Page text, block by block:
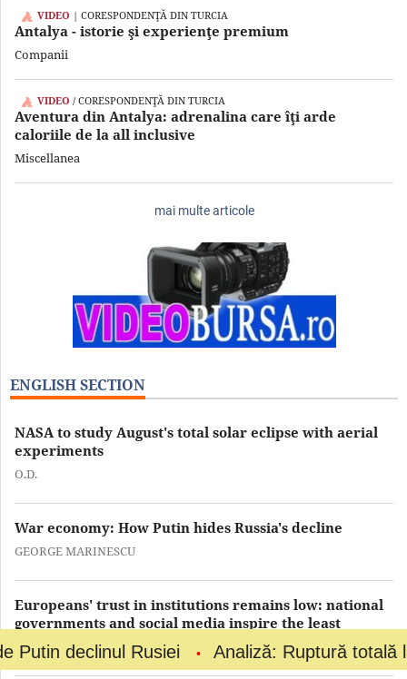
Rusiei Analiză: Ruptură totală la vârful
VIDEO | CORESPONDENŢĂ DIN TURCIA
Antalya - istorie şi experienţe premium
Companii
VIDEO / CORESPONDENŢĂ DIN TURCIA
Aventura din Antalya: adrenalina care îţi arde
caloriile de la all inclusive
Miscellanea
mai multe articole
ENGLISH SECTION
NASA to study August's total solar eclipse with aerial
experiments
O.D.
War economy: How Putin hides Russia's decline
GEORGE MARINESCU
Europeans' trust in institutions remains low: national
governments and social media inspire the least
OCTAVIAN DAN